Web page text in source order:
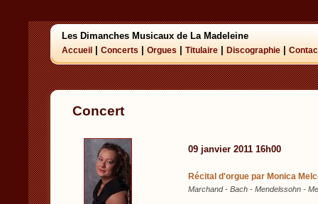
Les Dimanches Musicaux de La Madeleine
Accueil Concerts Orgues Titulaire Discographie
Concert
09 janvier 2011 16h00
Récital d'orgue par Monica
Marchand - Bach - Mendelssohn -